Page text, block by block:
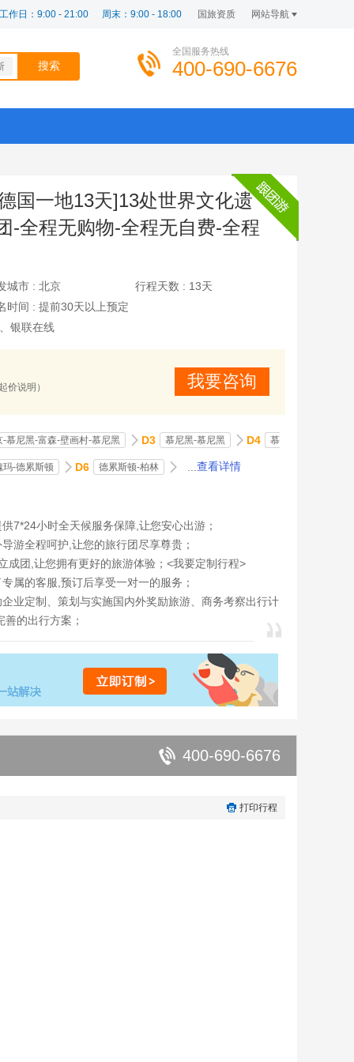
网站导航
国旅资质
工作日：9:00 - 21:00 周末：9:00 - 18:00
全国服务热线
400-690-6676
国一地13天]13处世界文化遗
-全程无购物-全程无自费-全程
城市 : 北京 行程天数 : 13天
时间 : 提前30天以上预定
银联在线
价说明） 我要咨询
-慕尼黑-富森-壁画村-慕尼黑 D3 慕尼黑-慕尼黑 D4 慕
玛-德累斯顿 D6 德累斯顿-柏林 查看详情
7*24小时全天候服务保障,让您安心出游；
游全程呵护,让您的旅行团尽享尊贵；
成团,让您拥有更好的旅游体验；<我要定制行程>
属的客服,预订后享受一对一的服务；
业定制、策划与实施国内外奖励旅游、商务考察出行计
的出行方案；
400-690-6676
打印行程